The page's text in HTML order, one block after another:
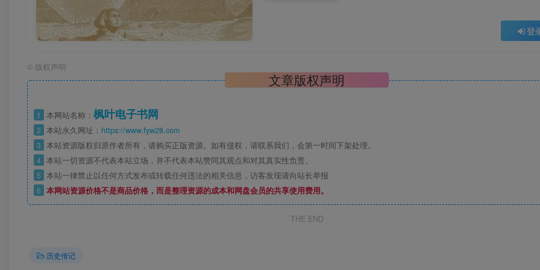
登
© 版权声明
文章版权声明
1 本网站名称： 枫叶电子书网
2 本站永久网址： https://www.fyw28.com
3 本站资源版权归原作者所有，请购买正版资源。如有侵权，请联系我们，会第一时间下架处理。
4 本站一切资源不代表本站立场，并不代表本站赞同其观点和对其真实性负责。
5 本站一律禁止以任何方式发布或转载任何违法的相关信息，访客发现请向站长举报
6 本网站资源价格不是商品价格，而是整理资源的成本和网盘会员的共享使用费用。
THE END
历史传记